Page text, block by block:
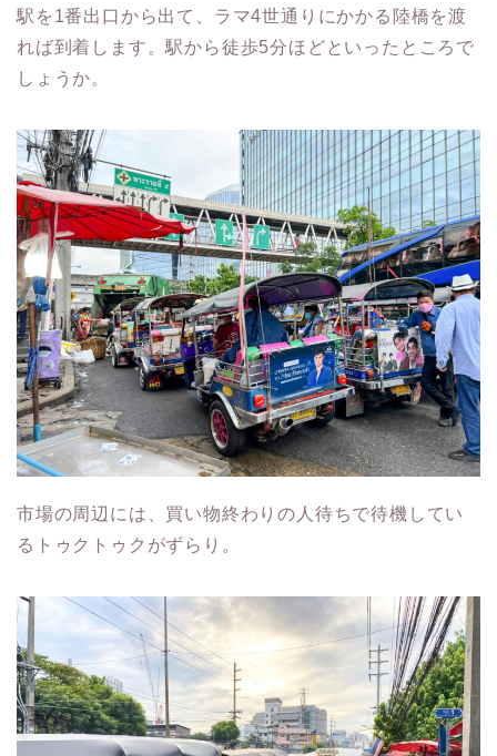
駅を1番出口から出て、ラマ4世通りにかかる陸橋を渡
れば到着します。駅から徒歩5分ほどといったところで
しょうか。
市場の周辺には、買い物終わりの人待ちで待機してい
るトゥクトゥクがずらり。